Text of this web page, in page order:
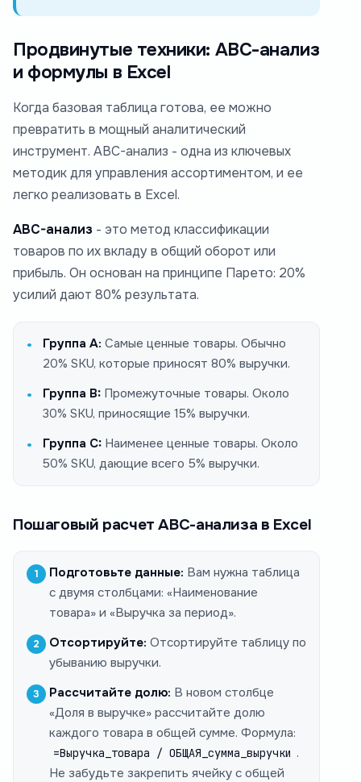
Продвинутые техники: ABC-анализ
и формулы в Excel
Когда базовая таблица готова, ее можно
превратить в мощный аналитический
инструмент. ABC-анализ - одна из ключевых
методик для управления ассортиментом, и ее
легко реализовать в Excel.
ABC-анализ - это метод классификации
товаров по их вкладу в общий оборот или
прибыль. Он основан на принципе Парето: 20%
усилий дают 80% результата.
Группа А: Самые ценные товары. Обычно
20% SKU, которые приносят 80% выручки.
Группа B: Промежуточные товары. Около
30% SKU, приносящие 15% выручки.
Группа C: Наименее ценные товары. Около
50% SKU, дающие всего 5% выручки.
Пошаговый расчет ABC-анализа в Excel
Подготовьте данные: Вам нужна таблица
с двумя столбцами: «Наименование
товара» и «Выручка за период».
Отсортируйте: Отсортируйте таблицу по
убыванию выручки.
Рассчитайте долю: В новом столбце
«Доля в выручке» рассчитайте долю
каждого товара в общей сумме. Формула:
=Выручка_товара / ОБЩАЯ_сумма_выручки .
Не забудьте закрепить ячейку с общей